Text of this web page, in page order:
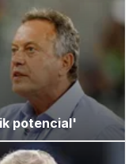
potencial'